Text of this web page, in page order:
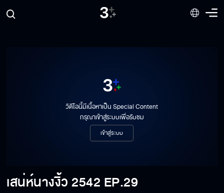
วิดีโอนี้มีเนื้อหาเป็น Special Content
กรุณาเข้าสู่ระบบเพื่อรับชม
เข้าสู่ระบบ
เสน่ห์นางงิ้ว 2542 EP.29